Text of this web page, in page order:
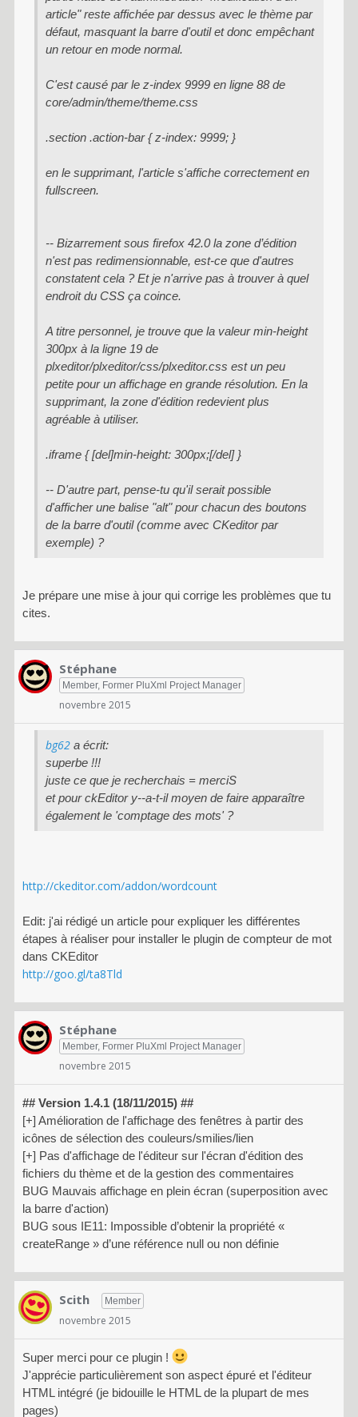
article" reste affichée par dessus avec le thème par
défaut, masquant la barre d'outil et donc empêchant
un retour en mode normal.
C'est causé par le z-index 9999 en ligne 88 de
core/admin/theme/theme.css
.section .action-bar { z-index: 9999; }
en le supprimant, l'article s'affiche correctement en
fullscreen.
-- Bizarrement sous firefox 42.0 la zone d’édition
n'est pas redimensionnable, est-ce que d'autres
constatent cela ? Et je n'arrive pas à trouver à quel
endroit du CSS ça coince.
A titre personnel, je trouve que la valeur min-height
300px à la ligne 19 de
plxeditor/plxeditor/css/plxeditor.css est un peu
petite pour un affichage en grande résolution. En la
supprimant, la zone d'édition redevient plus
agréable à utiliser.
.iframe { [del]min-height: 300px;[/del] }
-- D'autre part, pense-tu qu'il serait possible
d'afficher une balise "alt" pour chacun des boutons
de la barre d'outil (comme avec CKeditor par
exemple) ?
Je prépare une mise à jour qui corrige les problèmes que tu
cites.
Stéphane
Member, Former PluXml Project Manager
novembre 2015
bg62 a écrit:
superbe !!!
juste ce que je recherchais = merciS
et pour ckEditor y--a-t-il moyen de faire apparaître
également le 'comptage des mots' ?
http://ckeditor.com/addon/wordcount
Edit: j'ai rédigé un article pour expliquer les différentes
étapes à réaliser pour installer le plugin de compteur de mot
dans CKEditor
http://goo.gl/ta8Tld
Stéphane
Member, Former PluXml Project Manager
novembre 2015
## Version 1.4.1 (18/11/2015) ##
[+] Amélioration de l'affichage des fenêtres à partir des
icônes de sélection des couleurs/smilies/lien
[+] Pas d'affichage de l'éditeur sur l'écran d'édition des
fichiers du thème et de la gestion des commentaires
BUG Mauvais affichage en plein écran (superposition avec
la barre d'action)
BUG sous IE11: Impossible d’obtenir la propriété «
createRange » d’une référence null ou non définie
Scith Member
novembre 2015
Super merci pour ce plugin !
J'apprécie particulièrement son aspect épuré et l'éditeur
HTML intégré (je bidouille le HTML de la plupart de mes
pages)